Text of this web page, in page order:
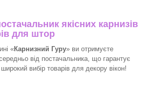
якісних карнизів
для штор
«Карнизний Гуру» ви отримуєте
від постачальника, що гарантує
вибір товарів для декору вікон!​